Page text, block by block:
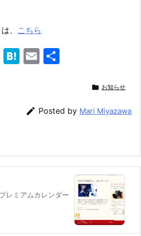
、 こちら
Pi H
a
E
l
 お知らせ
 Posted by Mari Miyazawa
レミアムカレンダー